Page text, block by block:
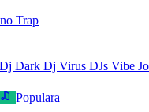
Trap
Dj Dark Dj Virus DJs Vibe
Populara